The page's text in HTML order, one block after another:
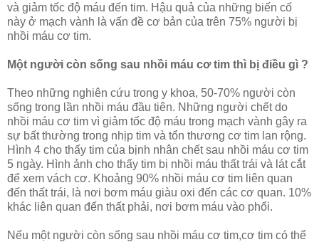
và giảm tốc độ máu đến tim. Hậu quả của những biến cố
này ở mạch vành là vấn đề cơ bản của trên 75% người bị
nhồi máu cơ tim.
Một người còn sống sau nhồi máu cơ tim thì bị điều gì ?
Theo những nghiên cứu trong y khoa, 50-70% người còn
sống trong lần nhồi máu đầu tiên. Những người chết do
nhồi máu cơ tim vì giảm tốc độ máu trong mạch vành gây ra
sự bất thường trong nhịp tim và tổn thương cơ tim lan rộng.
Hình 4 cho thấy tim của bịnh nhân chết sau nhồi máu cơ tim
5 ngày. Hình ảnh cho thấy tim bị nhồi máu thất trái và lát cắt
để xem vách cơ. Khoảng 90% nhồi máu cơ tim liên quan
đến thất trái, là nơi bơm máu giàu oxi đến các cơ quan. 10%
khác liên quan đến thất phải, nơi bơm máu vào phổi.
Nếu một người còn sống sau nhồi máu cơ tim,cơ tim có thể